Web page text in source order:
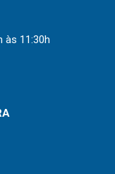
às 11:30h